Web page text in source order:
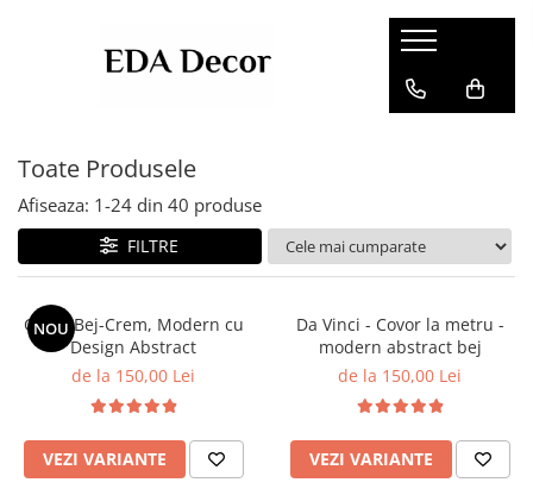
Toate Produsele
Afiseaza: 1-24 din 40 produse
FILTRE
NOU
Covor Bej-Crem, Modern cu
Design Abstract
de la 150,00 Lei
VEZI VARIANTE
Da Vinci - Covor la metru -
modern abstract bej
de la 150,00 Lei
VEZI VARIANTE